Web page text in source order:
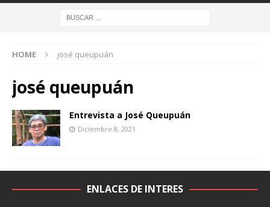
HOME josé queupuán
josé queupuán
Entrevista a José Queupuán
Diciembre 8, 2021
ENLACES DE INTERES